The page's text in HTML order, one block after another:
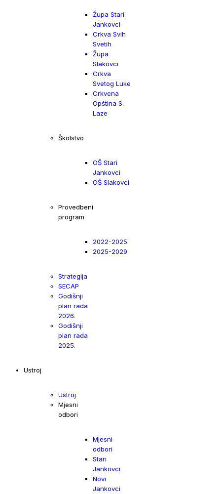
Župa Stari
Jankovci
Crkva Svih
Svetih
Župa
Slakovci
Crkva
Svetog Luke
Crkvena
Opština S.
Laze
Školstvo
OŠ Stari
Jankovci
OŠ Slakovci
Provedbeni
program
2022-2025
2025-2029
Strategija
SECAP
Godišnji
plan rada
2026.
Godišnji
plan rada
2025.
Ustroj
Ustroj
Mjesni
odbori
Mjesni
odbori
Stari
Jankovci
Novi
Jankovci